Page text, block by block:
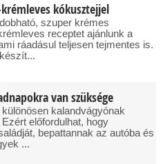
kókusztejjel
szuper krémes
receptet ajánlunk a
ráadásul teljesen tejmentes is.
van szüksége
kalandvágyónak
előfordulhat, hogy
bepattannak az autóba és
...